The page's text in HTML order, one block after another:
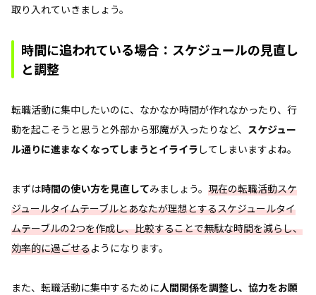
取り入れていきましょう。
時間に追われている場合：スケジュールの見直し
と調整
転職活動に集中したいのに、なかなか時間が作れなかったり、行
動を起こそうと思うと外部から邪魔が入ったりなど、 スケジュー
ル通りに進まなくなってしまうとイライラ してしまいますよね。
まずは時間の使い方を見直してみましょう。 現在の転職活動スケ
ジュールタイムテーブルとあなたが理想とするスケジュールタイ
ムテーブルの2つを作成し、比較することで無駄な時間を減らし、
効率的に過ごせるようになります。
また、転職活動に集中するために人間関係を調整し、協力をお願